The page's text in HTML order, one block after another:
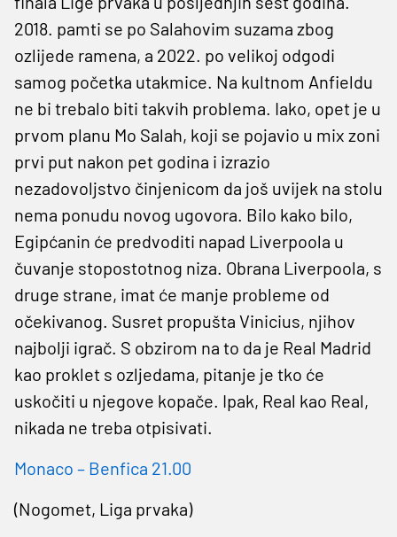
2018. pamti se po Salahovim suzama zbog
ozlijede ramena, a 2022. po velikoj odgodi
samog početka utakmice. Na kultnom Anfieldu
ne bi trebalo biti takvih problema. Iako, opet je u
prvom planu Mo Salah, koji se pojavio u mix zoni
prvi put nakon pet godina i izrazio
nezadovoljstvo činjenicom da još uvijek na stolu
nema ponudu novog ugovora. Bilo kako bilo,
Egipćanin će predvoditi napad Liverpoola u
čuvanje stopostotnog niza. Obrana Liverpoola, s
druge strane, imat će manje probleme od
očekivanog. Susret propušta Vinicius, njihov
najbolji igrač. S obzirom na to da je Real Madrid
kao proklet s ozljedama, pitanje je tko će
uskočiti u njegove kopače. Ipak, Real kao Real,
nikada ne treba otpisivati.
Monaco – Benfica 21.00
(Nogomet, Liga prvaka)